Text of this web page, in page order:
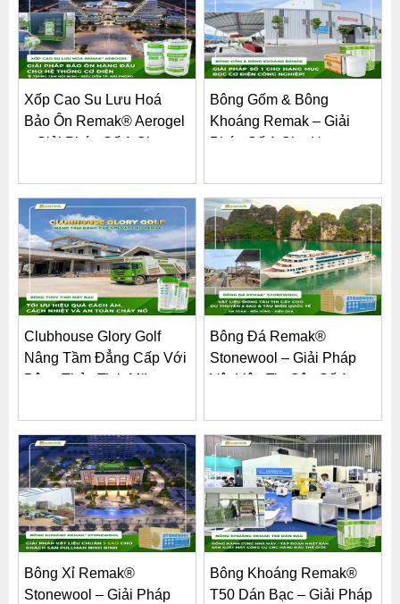
Xốp Cao Su Lưu Hoá
Bảo Ôn Remak® Aerogel
– Giải Pháp Số 1 Cho
Bông Gốm & Bông
Khoáng Remak – Giải
Pháp Số 1 Cho Hạng
Clubhouse Glory Golf
Nâng Tầm Đẳng Cấp Với
Bông Thủy Tinh Mặt
Bông Đá Remak®
Stonewool – Giải Pháp
Vật Liệu Tin Cậy Số 1
Bông Xỉ Remak®
Stonewool – Giải Pháp
Bông Khoáng Remak®
T50 Dán Bạc – Giải Pháp